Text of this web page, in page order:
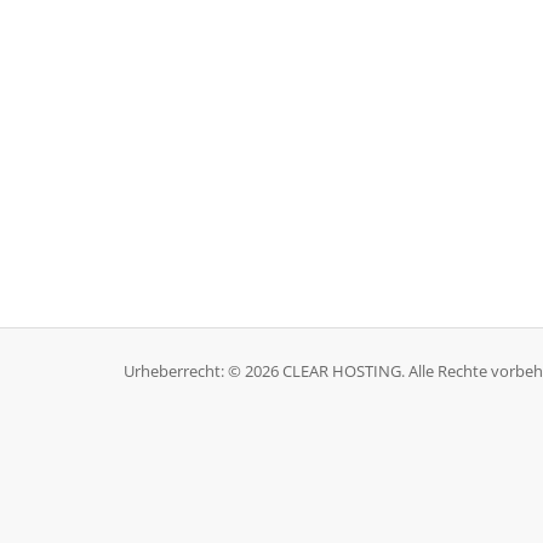
Urheberrecht: © 2026 CLEAR HOSTING. Alle Rechte